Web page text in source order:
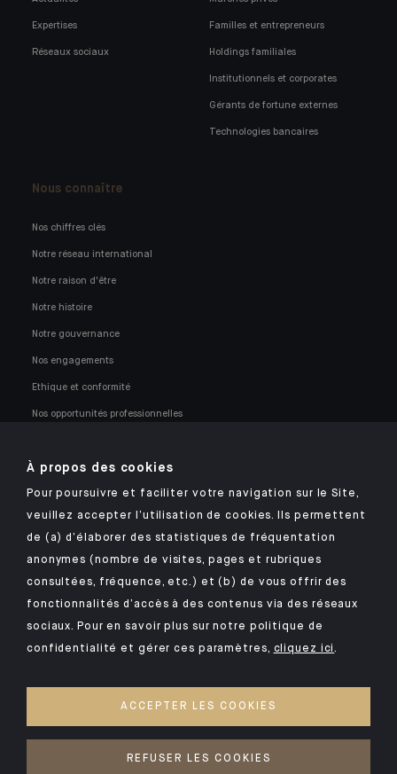
Expertises
Réseaux sociaux
Familles et entrepreneurs
Holdings familiales
Institutionnels et corporates
Gérants de fortune externes
Technologies bancaires
Nous connaître
Nos chiffres clés
Notre réseau international
Notre raison d'être
Notre histoire
Notre gouvernance
Nos engagements
Ethique et conformité
Nos opportunités professionnelles
Retrouvez notre application mobile Indosuez
MENTIONS LÉGALES
SÉCURITÉ
À propos des cookies
Pour poursuivre et faciliter votre navigation sur le Site,
veuillez accepter l’utilisation de cookies. Ils permettent
de (a) d’élaborer des statistiques de fréquentation
anonymes (nombre de visites, pages et rubriques
consultées, fréquence, etc.) et (b) de vous offrir des
fonctionnalités d’accès à des contenus via des réseaux
sociaux. Pour en savoir plus sur notre politique de
confidentialité et gérer ces paramètres, cliquez ici.
ACCEPTER LES COOKIES
REFUSER LES COOKIES